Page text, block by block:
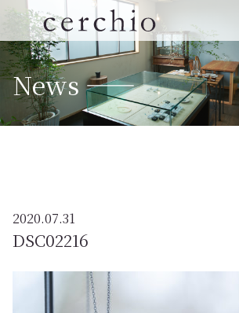
News ——
2020.07.31
DSC02216